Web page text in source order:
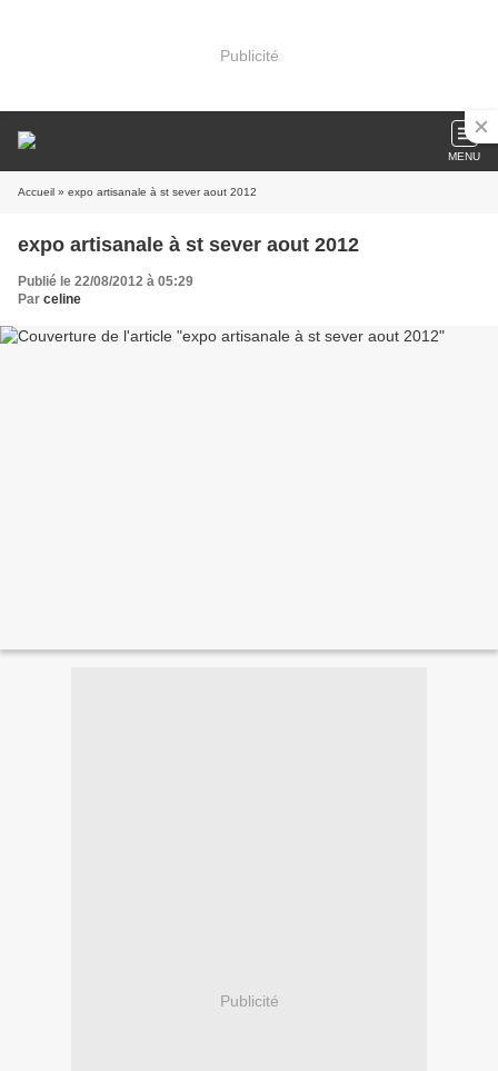
Publicité
MENU
Accueil » expo artisanale à st sever aout 2012
expo artisanale à st sever aout 2012
Publié le 22/08/2012 à 05:29
Par celine
Publicité